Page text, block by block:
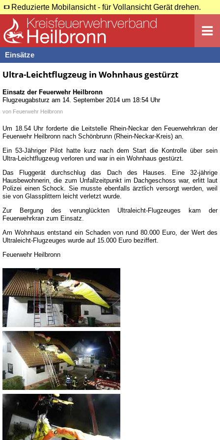
Reduzierte Mobilansicht - für Vollansicht Gerät drehen.
Einsätze
Ultra-Leichtflugzeug in Wohnhaus gestürzt
Einsatz der FeuerwehrHeilbronn
Flugzeugabsturz am 14. September 2014 um 18:54 Uhr
von Feuerwehr Heilbronn
Um 18.54 Uhr forderte die Leitstelle Rhein-Neckar den Feuerwehrkran der
Feuerwehr Heilbronn nach Schönbrunn (Rhein-Neckar-Kreis) an.
Ein 53-Jähriger Pilot hatte kurz nach dem Start die Kontrolle über sein
Ultra-Leichtflugzeug verloren und war in ein Wohnhaus gestürzt.
Das Fluggerät durchschlug das Dach des Hauses. Eine 32-jährige
Hausbewohnerin, die zum Unfallzeitpunkt im Dachgeschoss war, erlitt laut
Polizei einen Schock. Sie musste ebenfalls ärztlich versorgt werden, weil
sie von Glassplittern leicht verletzt wurde.
Zur Bergung des verunglückten Ultraleicht-Flugzeuges kam der
Feuerwehrkran zum Einsatz.
Am Wohnhaus entstand ein Schaden von rund 80.000 Euro, der Wert des
Ultraleicht-Flugzeuges wurde auf 15.000 Euro beziffert.
Feuerwehr Heilbronn